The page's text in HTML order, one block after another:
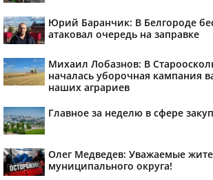
Юрий Баранчик: В Белгороде
атаковал очередь на заправке
Михаил Лобазнов: В
началась уборочная кампания
наших аграриев
Главное за неделю в сфере
Олег Медведев: Уважаемые
муниципального округа!